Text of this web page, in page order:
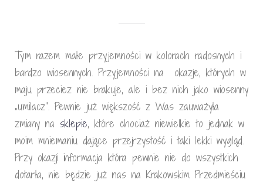
Tym razem małe przyjemności w kolorach radosnych i
bardzo wiosennych. Przyjemności na okazje, których w
maju przeciez nie brakuje, ale i bez nich jako wiosenny
„umilacz”. Pewnie już większość z Was zauważyła
zmiany na sklepie, które chociaż niewielkie to jednak w
moim mniemaniu dające przejrzystość i taki lekki wygląd.
Przy okazji informacja która pewnie nie do wszystkich
dotarła, nie będzie już nas na Krakowskim Przedmieściu